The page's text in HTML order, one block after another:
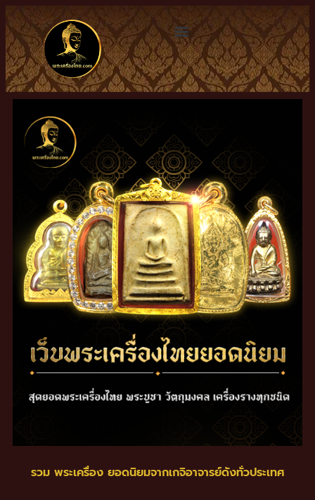
รวม พระเครื่อง ยอดนิยมจากเกจิอาจารย์ดังทั่วประเทศ